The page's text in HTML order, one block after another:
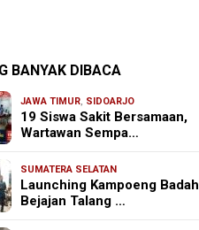
BANYAK DIBACA
JAWA TIMUR, SIDOARJO
19 Siswa Sakit Bersamaan,
Wartawan Sempa…
SUMATERA SELATAN
Launching Kampoeng Badah
Bejajan Talang …